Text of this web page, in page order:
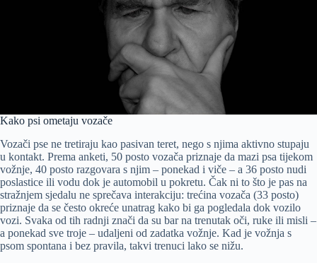
Kako psi ometaju vozače
Vozači pse ne tretiraju kao pasivan teret, nego s njima aktivno stupaju
u kontakt. Prema anketi, 50 posto vozača priznaje da mazi psa tijekom
vožnje, 40 posto razgovara s njim – ponekad i viče – a 36 posto nudi
poslastice ili vodu dok je automobil u pokretu. Čak ni to što je pas na
stražnjem sjedalu ne sprečava interakciju: trećina vozača (33 posto)
priznaje da se često okreće unatrag kako bi ga pogledala dok vozilo
vozi. Svaka od tih radnji znači da su bar na trenutak oči, ruke ili misli –
a ponekad sve troje – udaljeni od zadatka vožnje. Kad je vožnja s
psom spontana i bez pravila, takvi trenuci lako se nižu.